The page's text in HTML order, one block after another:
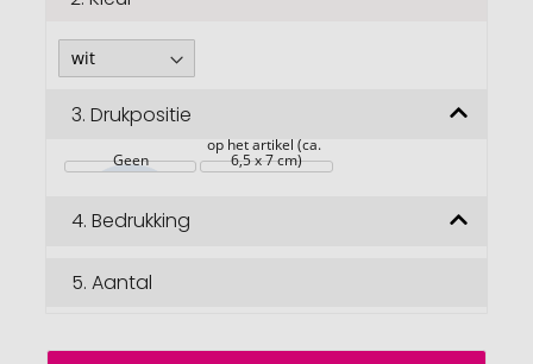
3. Drukpositie
Geen
op het artikel (ca.
6,5 x 7 cm)
4. Bedrukking
5. Aantal